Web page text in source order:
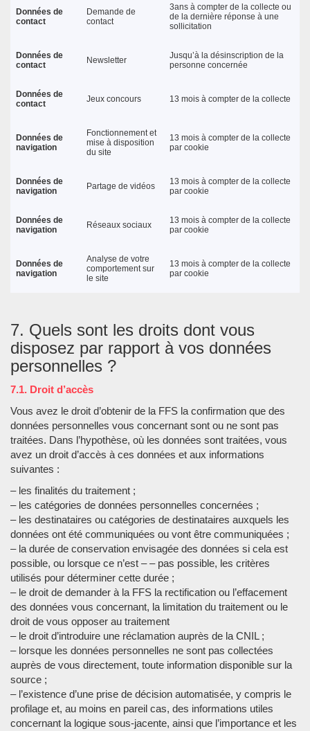
Données de
contact
Demande de
contact
3ans à compter de la collecte ou
de la dernière réponse à une
sollicitation
Données de
contact
Newsletter
Jusqu’à la désinscription de la
personne concernée
Données de
contact
Jeux concours 13 mois à compter de la collecte
Données de
navigation
Fonctionnement et
mise à disposition
du site
13 mois à compter de la collecte
par cookie
Données de
navigation
Partage de vidéos
13 mois à compter de la collecte
par cookie
Données de
navigation
Réseaux sociaux
13 mois à compter de la collecte
par cookie
Données de
navigation
Analyse de votre
comportement sur
le site
13 mois à compter de la collecte
par cookie
7. Quels sont les droits dont vous
disposez par rapport à vos données
personnelles ?
7.1. Droit d’accès
Vous avez le droit d’obtenir de la FFS la confirmation que des
données personnelles vous concernant sont ou ne sont pas
traitées. Dans l’hypothèse, où les données sont traitées, vous
avez un droit d’accès à ces données et aux informations
suivantes :
– les finalités du traitement ;
– les catégories de données personnelles concernées ;
– les destinataires ou catégories de destinataires auxquels les
données ont été communiquées ou vont être communiquées ;
– la durée de conservation envisagée des données si cela est
possible, ou lorsque ce n’est – – pas possible, les critères
utilisés pour déterminer cette durée ;
– le droit de demander à la FFS la rectification ou l’effacement
des données vous concernant, la limitation du traitement ou le
droit de vous opposer au traitement
– le droit d’introduire une réclamation auprès de la CNIL ;
– lorsque les données personnelles ne sont pas collectées
auprès de vous directement, toute information disponible sur la
source ;
– l’existence d’une prise de décision automatisée, y compris le
profilage et, au moins en pareil cas, des informations utiles
concernant la logique sous-jacente, ainsi que l’importance et les